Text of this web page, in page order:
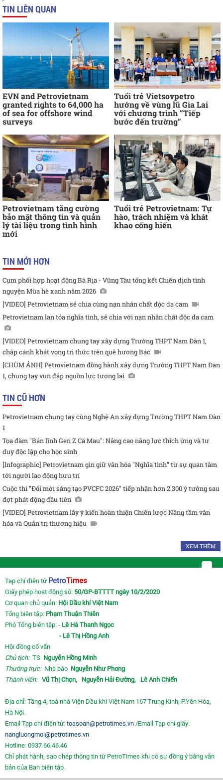
TIN LIÊN QUAN
EVN and Petrovietnam
granted rights to 64,000 ha
of sea for offshore wind
surveys
Tuổi trẻ Vietsovpetro
hướng về vùng lũ Gia Lai
với chương trình “Tiếp
bước đến trường”
Petrovietnam tăng cường
bảo mật thông tin và quản
lý tài liệu trong tình hình
mới
Tuổi trẻ Petrovietnam: Tự
hào, trách nhiệm và khát
khao cống hiến
TIN MỚI HƠN
Cụm phối hợp hoạt động Bà Rịa - Vũng Tàu tổng kết Chiến dịch tình
nguyện Mùa hè xanh năm 2026
[VIDEO] Petrovietnam sẻ chia cùng nạn nhân chất độc da cam
Petrovietnam lan tỏa nghĩa tình, sẻ chia với nạn nhân chất độc da cam
[VIDEO] Petrovietnam chung tay xây dựng Trường THPT Nam Đàn 1,
chắp cánh khát vọng tri thức trên quê hương Bác
[CHÙM ẢNH] Petrovietnam đồng hành xây dựng Trường THPT Nam Đàn
1, chung tay vun đắp nguồn lực tương lai
TIN CŨ HƠN
Petrovietnam chung tay cùng Nghệ An xây dựng Trường THPT Nam Đàn
1
Tọa đàm "Bản lĩnh Gen Z Cà Mau": Nâng cao năng lực thích ứng và tư
duy độc lập cho học sinh
[Infographic] Petrovietnam gìn giữ văn hóa "Nghĩa tình" từ sự quan tâm
tới người lao động hưu trí
Cuộc thi "Đổi mới sáng tạo PVCFC 2026" tiếp nhận hơn 2.300 ý tưởng sau
đợt phát động đầu tiên
[VIDEO] Petrovietnam lấy ý kiến hoàn thiện Chiến lược Nâng tầm văn
hóa và Quản trị thương hiệu
XEM THÊM
Tạp chí điện tử PetroTimes
Giấy phép hoạt động số: 50/GP-BTTTT ngày 10/2/2020
Cơ quan chủ quản: Hội Dầu khí Việt Nam
Tổng biên tập: Phạm Thuận Thiên
Phó Tổng biên tập: - Lê Hà Thanh Ngọc
- Lê Thị Hồng Anh
Hội đồng cố vấn
Chủ tịch:TS Nguyễn Hồng Minh
Thường trực: Nhà báo Nguyễn Như Phong
Thành viên: Vũ Thị Chọn, Nguyễn Hải Đường, Lê Anh Chiến
Địa chỉ: Tầng 4, toà nhà Viện Dầu khí Việt Nam 167 Trung Kính, P.Yên Hòa,
Hà Nội.
Email Tạp chí điện tử: toasoan@petrotimes.vn /Email Tạp chí giấy:
nangluongmoi@petrotimes.vn
Hotline: 0937.66.46.46
Chỉ phát hành, sao chép thông tin từ PetroTimes khi có sự đồng ý bằng văn
bản của Ban biên tập.